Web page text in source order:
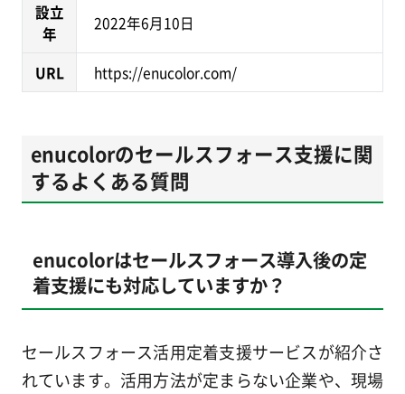
設立
年
2022年6月10日
URL https://enucolor.com/
enucolorのセールスフォース支援に関
するよくある質問
enucolorはセールスフォース導入後の定
着支援にも対応していますか？
セールスフォース活用定着支援サービスが紹介さ
れています。活用方法が定まらない企業や、現場